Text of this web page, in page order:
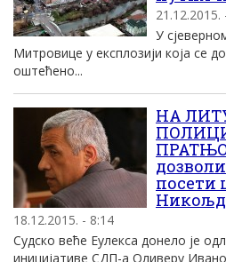
21.12.2015.
У
Митровице у експлозији која се
оштећено...
НА
посети
18.12.2015. - 8:14
Судско веће Еулекса донело је
иницијативе СДП-а Оливеру